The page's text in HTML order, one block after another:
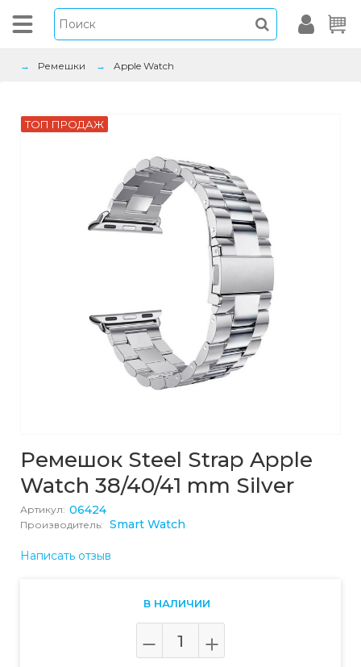
Ремешки Apple Watch
ТОП ПРОДАЖ
Ремешок Steel Strap Apple
Watch 38/40/41 mm Silver
Артикул: 06424
Производитель: Smart Watch
Написать отзыв
В НАЛИЧИИ